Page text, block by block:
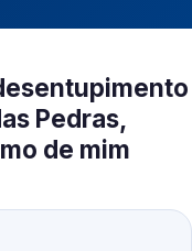
Pedras,
de mim